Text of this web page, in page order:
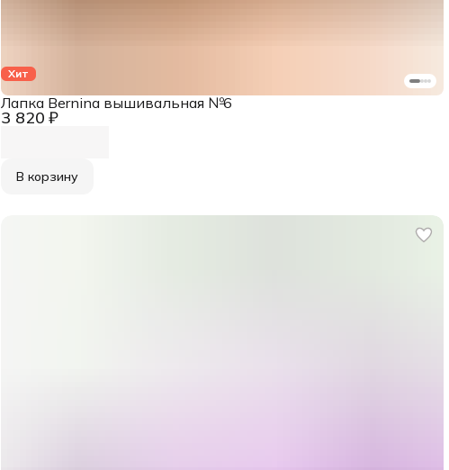
Хит
3 820 ₽
Лапка Bernina вышивальная №6
В корзину